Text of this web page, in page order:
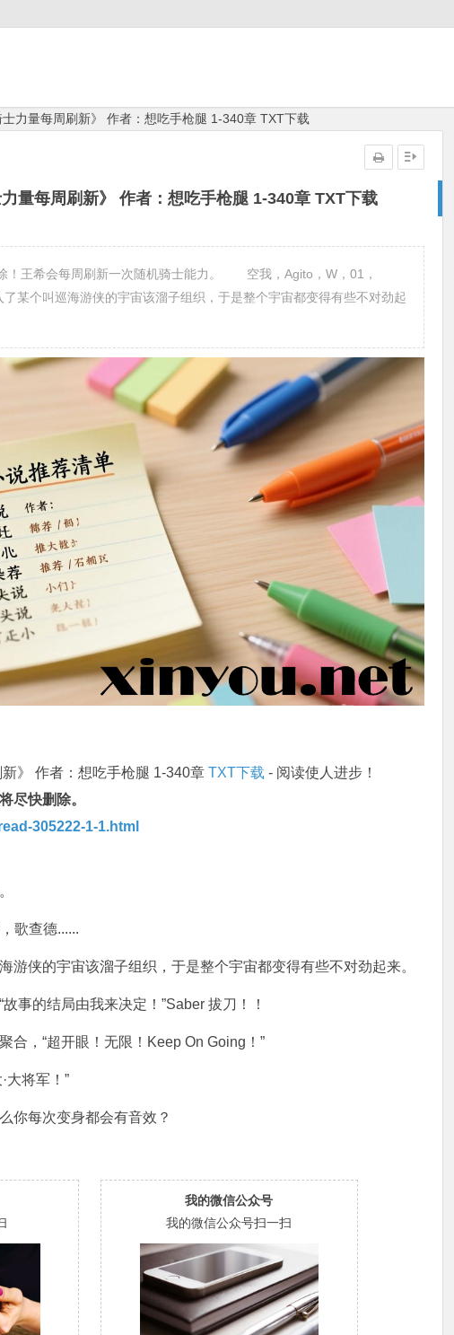
力量每周刷新》 作者：想吃手枪腿 1-340章 TXT下载
量每周刷新》 作者：想吃手枪腿 1-340章 TXT下载
！王希会每周刷新一次随机骑士能力。 空我，Agito，W，01，
个叫巡海游侠的宇宙该溜子组织，于是整个宇宙都变得有些不对劲起
》 作者：想吃手枪腿 1-340章 TXT下载 - 阅读使人进步！
尽快删除。
305222-1-1.html
歌查德......
侠的宇宙该溜子组织，于是整个宇宙都变得有些不对劲起来。
的结局由我来决定！”Saber 拔刀！！
，“超开眼！无限！Keep On Going！”
将军！”
每次变身都会有音效？
我的微信公众号
我的微信公众号扫一扫